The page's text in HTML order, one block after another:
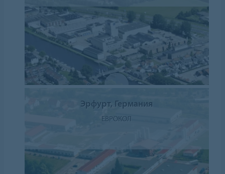
Эрфурт, Германия
ЕВРОКОЛ